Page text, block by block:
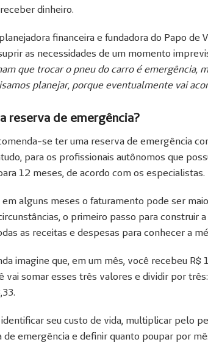
dinheiro.
financeira e fundadora do Papo
as necessidades de um momento
que trocar o pneu do carro é emergência,
planejar, porque eventualmente vai
reserva de emergência?
se ter uma reserva de emergência
para os profissionais autônomos que
12 meses, de acordo com os especialistas.
em alguns meses o faturamento pode ser
o primeiro passo para construir
as receitas e despesas para conhecer a
imagine que, em um mês, você recebeu
vai somar esses três valores e dividir por
seu custo de vida, multiplicar pelo
de emergência e definir quanto poupar por